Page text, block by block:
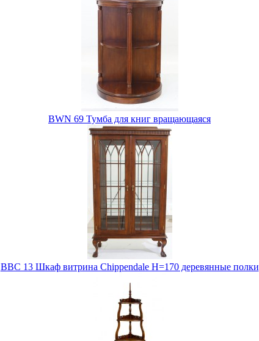
BWN 69 Тумба для книг вращающаяся
BBC 13 Шкаф витрина Chippendale H=170 деревянные полки